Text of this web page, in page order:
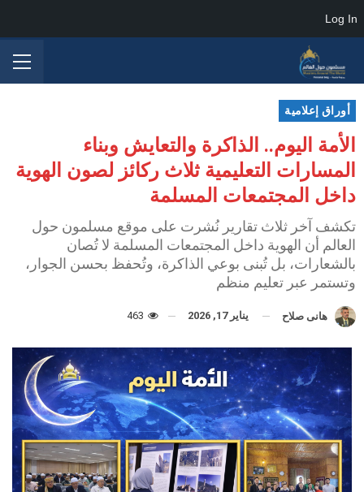
أوراق إعلامية
الأمة اليوم.. الذاكرة والتعايش وبناء
المسارات التعليمية ثلاث ركائز لصون الهوية
داخل المجتمعات المسلمة
تكشف آخر ثلاث تقارير نُشرت على موقع مسلمون حول
العالم أن الهوية داخل المجتمعات المسلمة لا تُصان
بالشعارات، بل تُبنى بوعي الذاكرة، وتُحفظ بحسن الجوار،
وتستمر عبر تعليم منظم
هانى صلاح يناير 17, 2026
Log In